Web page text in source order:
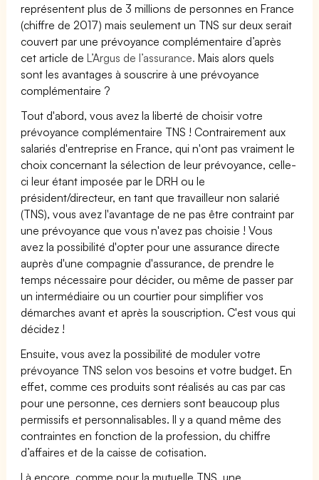
représentent plus de 3 millions de personnes en France
(chiffre de 2017) mais seulement un TNS sur deux serait
couvert par une prévoyance complémentaire d’après
cet article deL’Argus de l’assurance. Mais alors quels
sont les avantages à souscrire à une prévoyance
complémentaire ?
Tout d'abord, vous avez la liberté de choisir votre
prévoyance complémentaire TNS ! Contrairement aux
salariés d'entreprise en France, qui n'ont pas vraiment le
choix concernant la sélection de leur prévoyance, celle-
ci leur étant imposée par le DRH ou le
président/directeur, en tant que travailleur non salarié
(TNS), vous avez l'avantage de ne pas être contraint par
une prévoyance que vous n'avez pas choisie ! Vous
avez la possibilité d'opter pour une assurance directe
auprès d'une compagnie d'assurance, de prendre le
temps nécessaire pour décider, ou même de passer par
un intermédiaire ou un courtier pour simplifier vos
démarches avant et après la souscription. C'est vous qui
décidez !
Ensuite, vous avez la possibilité de moduler votre
prévoyance TNS selon vos besoins et votre budget. En
effet, comme ces produits sont réalisés au cas par cas
pour une personne, ces derniers sont beaucoup plus
permissifs et personnalisables. Il y a quand même des
contraintes en fonction de la profession, du chiffre
d’affaires et de la caisse de cotisation.
Là encore, comme pour la mutuelle TNS, une